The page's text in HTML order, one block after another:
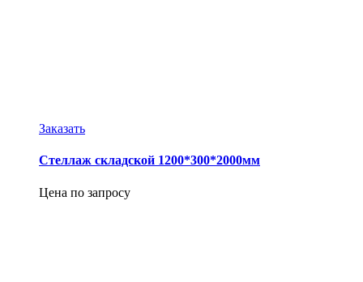
Заказать
Стеллаж складской 1200*300*2000мм
Цена по запросу